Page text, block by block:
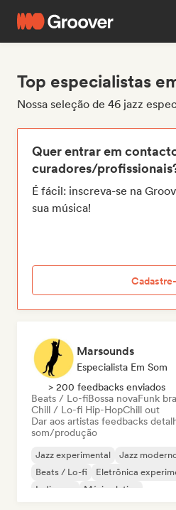
Top especialistas
Nossa seleção de 46 jazz
Quer entrar em
curadores/
É fácil: inscreva-se na
sua música!
Marsounds
Especialista Em Som
> 200 feedbacks enviados
Beats / Lo-fiBossa novaFunk
Chill / Lo-fi Hip-HopChill out
Dar aos artistas feedbacks
som/produção
Jazz experimental Jazz
Beats / Lo-fi
Eletrônica
Indie pop
Música latina